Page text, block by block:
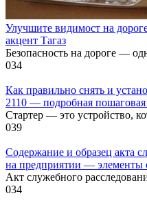
Улучшите видимост на
акцент Тагаз
Безопасность на дороге —
034
Как правильно снять и
2110 — подробная
Стартер — это устройство,
039
Содержание и образец акта
на предприятии — элементы
Акт служебного
034